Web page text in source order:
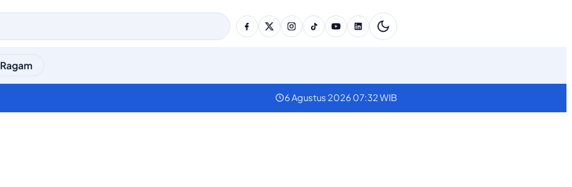
Ragam
6 Agustus 2026 07:32 WIB